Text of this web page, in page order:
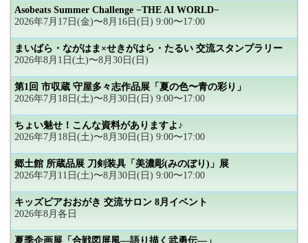
Asobeats Summer Challenge −THE AI WORLD−
2026年7月17日(金)〜8月16日(日) 9:00〜17:00
まいばら・ながはま×せきがはら・たるい 交流スタンプラリー
2026年8月1日(土)〜8月30日(日)
第1回 市収蔵 守屋多々志作品展「夏の色〜青の彩り」
2026年7月18日(土)〜8月30日(日) 9:00〜17:00
ちょい魅せ！こんな資料がありますよ♪
2026年7月18日(土)〜8月30日(日) 9:00〜17:00
郷土館 所蔵品展 刀剣装具「美濃彫(みのぼり)」展
2026年7月11日(土)〜8月30日(日) 9:00〜17:00
キッズピアおおがき 交流サロン 8月イベント
2026年8月各日
夏季企画展「合戦図屏風―語り描く武勇伝―」